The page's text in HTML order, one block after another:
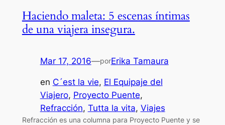
Haciendo maleta: 5 escenas íntimas
de una viajera insegura.
Mar 17, 2016—porErika Tamaura
en C´est la vie, El Equipaje del
Viajero, Proyecto Puente
Refracción, Tutta la vita, Viajes
Refracción es una columna para Proyecto Puente y se